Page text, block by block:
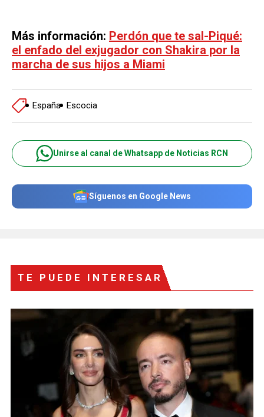
Más información: Perdón que te sal-Piqué:
el enfado del exjugador con Shakira por la
marcha de sus hijos a Miami
España Escocia
Unirse al canal de Whatsapp de Noticias RCN
Síguenos en Google News
TE PUEDE INTERESAR